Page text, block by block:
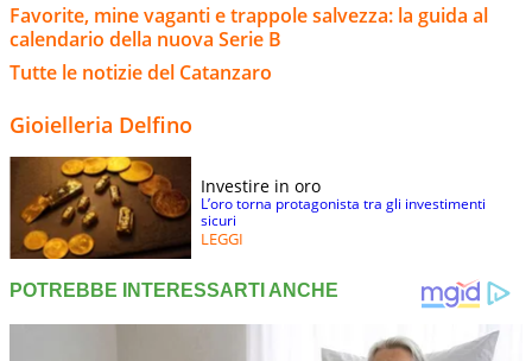
Favorite, mine vaganti e trappole salvezza: la guida al
calendario della nuova Serie B
Tutte le notizie del Catanzaro
Gioielleria Delfino
Investire in oro
L’oro torna protagonista tra gli investimenti
sicuri
LEGGI